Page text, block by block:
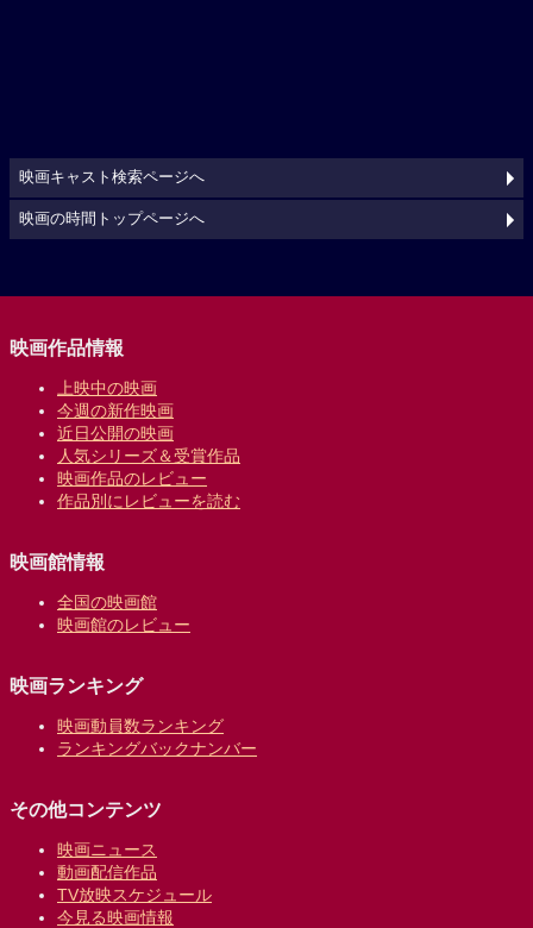
映画キャスト検索ページへ
映画の時間トップページへ
映画作品情報
上映中の映画
今週の新作映画
近日公開の映画
人気シリーズ＆受賞作品
映画作品のレビュー
作品別にレビューを読む
映画館情報
全国の映画館
映画館のレビュー
映画ランキング
映画動員数ランキング
ランキングバックナンバー
その他コンテンツ
映画ニュース
動画配信作品
TV放映スケジュール
今見る映画情報